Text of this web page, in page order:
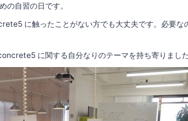
の自習の日です。
に触ったことがない方でも大丈夫です。必要な
に関する自分なりのテーマを持ち寄りました